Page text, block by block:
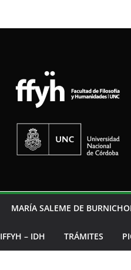
MARÍA SALEME DE
– IDH TRÁMITES